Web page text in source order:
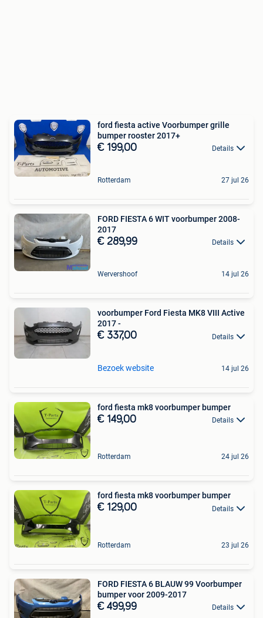
ford fiesta active Voorbumper grille
bumper rooster 2017+
€ 199,00 Details
Rotterdam 27 jul 26
FORD FIESTA 6 WIT voorbumper 2008-
2017
€ 289,99 Details
Wervershoof 14 jul 26
voorbumper Ford Fiesta MK8 VIII Active
2017 -
€ 337,00 Details
Bezoek website 14 jul 26
ford fiesta mk8 voorbumper bumper
€ 149,00 Details
Rotterdam 24 jul 26
ford fiesta mk8 voorbumper bumper
€ 129,00 Details
Rotterdam 23 jul 26
FORD FIESTA 6 BLAUW 99 Voorbumper
bumper voor 2009-2017
€ 499,99 Details